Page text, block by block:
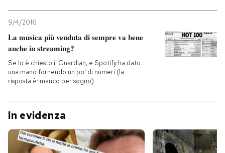
9/4/2016
La musica più venduta di sempre va bene
anche in streaming?
Se lo è chiesto il Guardian, e Spotify ha dato
una mano fornendo un po' di numeri (la
risposta è: manco per sogno)
In evidenza